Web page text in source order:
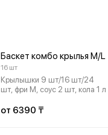
Баскет комбо крылья M/L
16 шт
Крылышки 9 шт/16 шт/24
шт, фри M, соус 2 шт, кола 1 л
от 6390 ₸